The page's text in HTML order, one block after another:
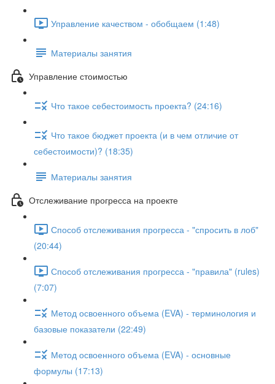
Управление качеством - обобщаем (1:48)
Материалы занятия
Управление стоимостью
Что такое себестоимость проекта? (24:16)
Что такое бюджет проекта (и в чем отличие от
себестоимости)? (18:35)
Материалы занятия
Отслеживание прогресса на проекте
Способ отслеживания прогресса - "спросить в лоб"
(20:44)
Способ отслеживания прогресса - "правила" (rules)
(7:07)
Метод освоенного объема (EVA) - терминология и
базовые показатели (22:49)
Метод освоенного объема (EVA) - основные
формулы (17:13)